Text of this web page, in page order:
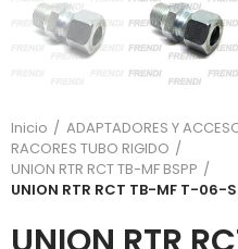
Inicio
ADAPTADORES Y
RACORES TUBO RIGIDO
UNION RTR RCT TB-MF BSPP
UNION RTR RCT TB-MF T-06-S